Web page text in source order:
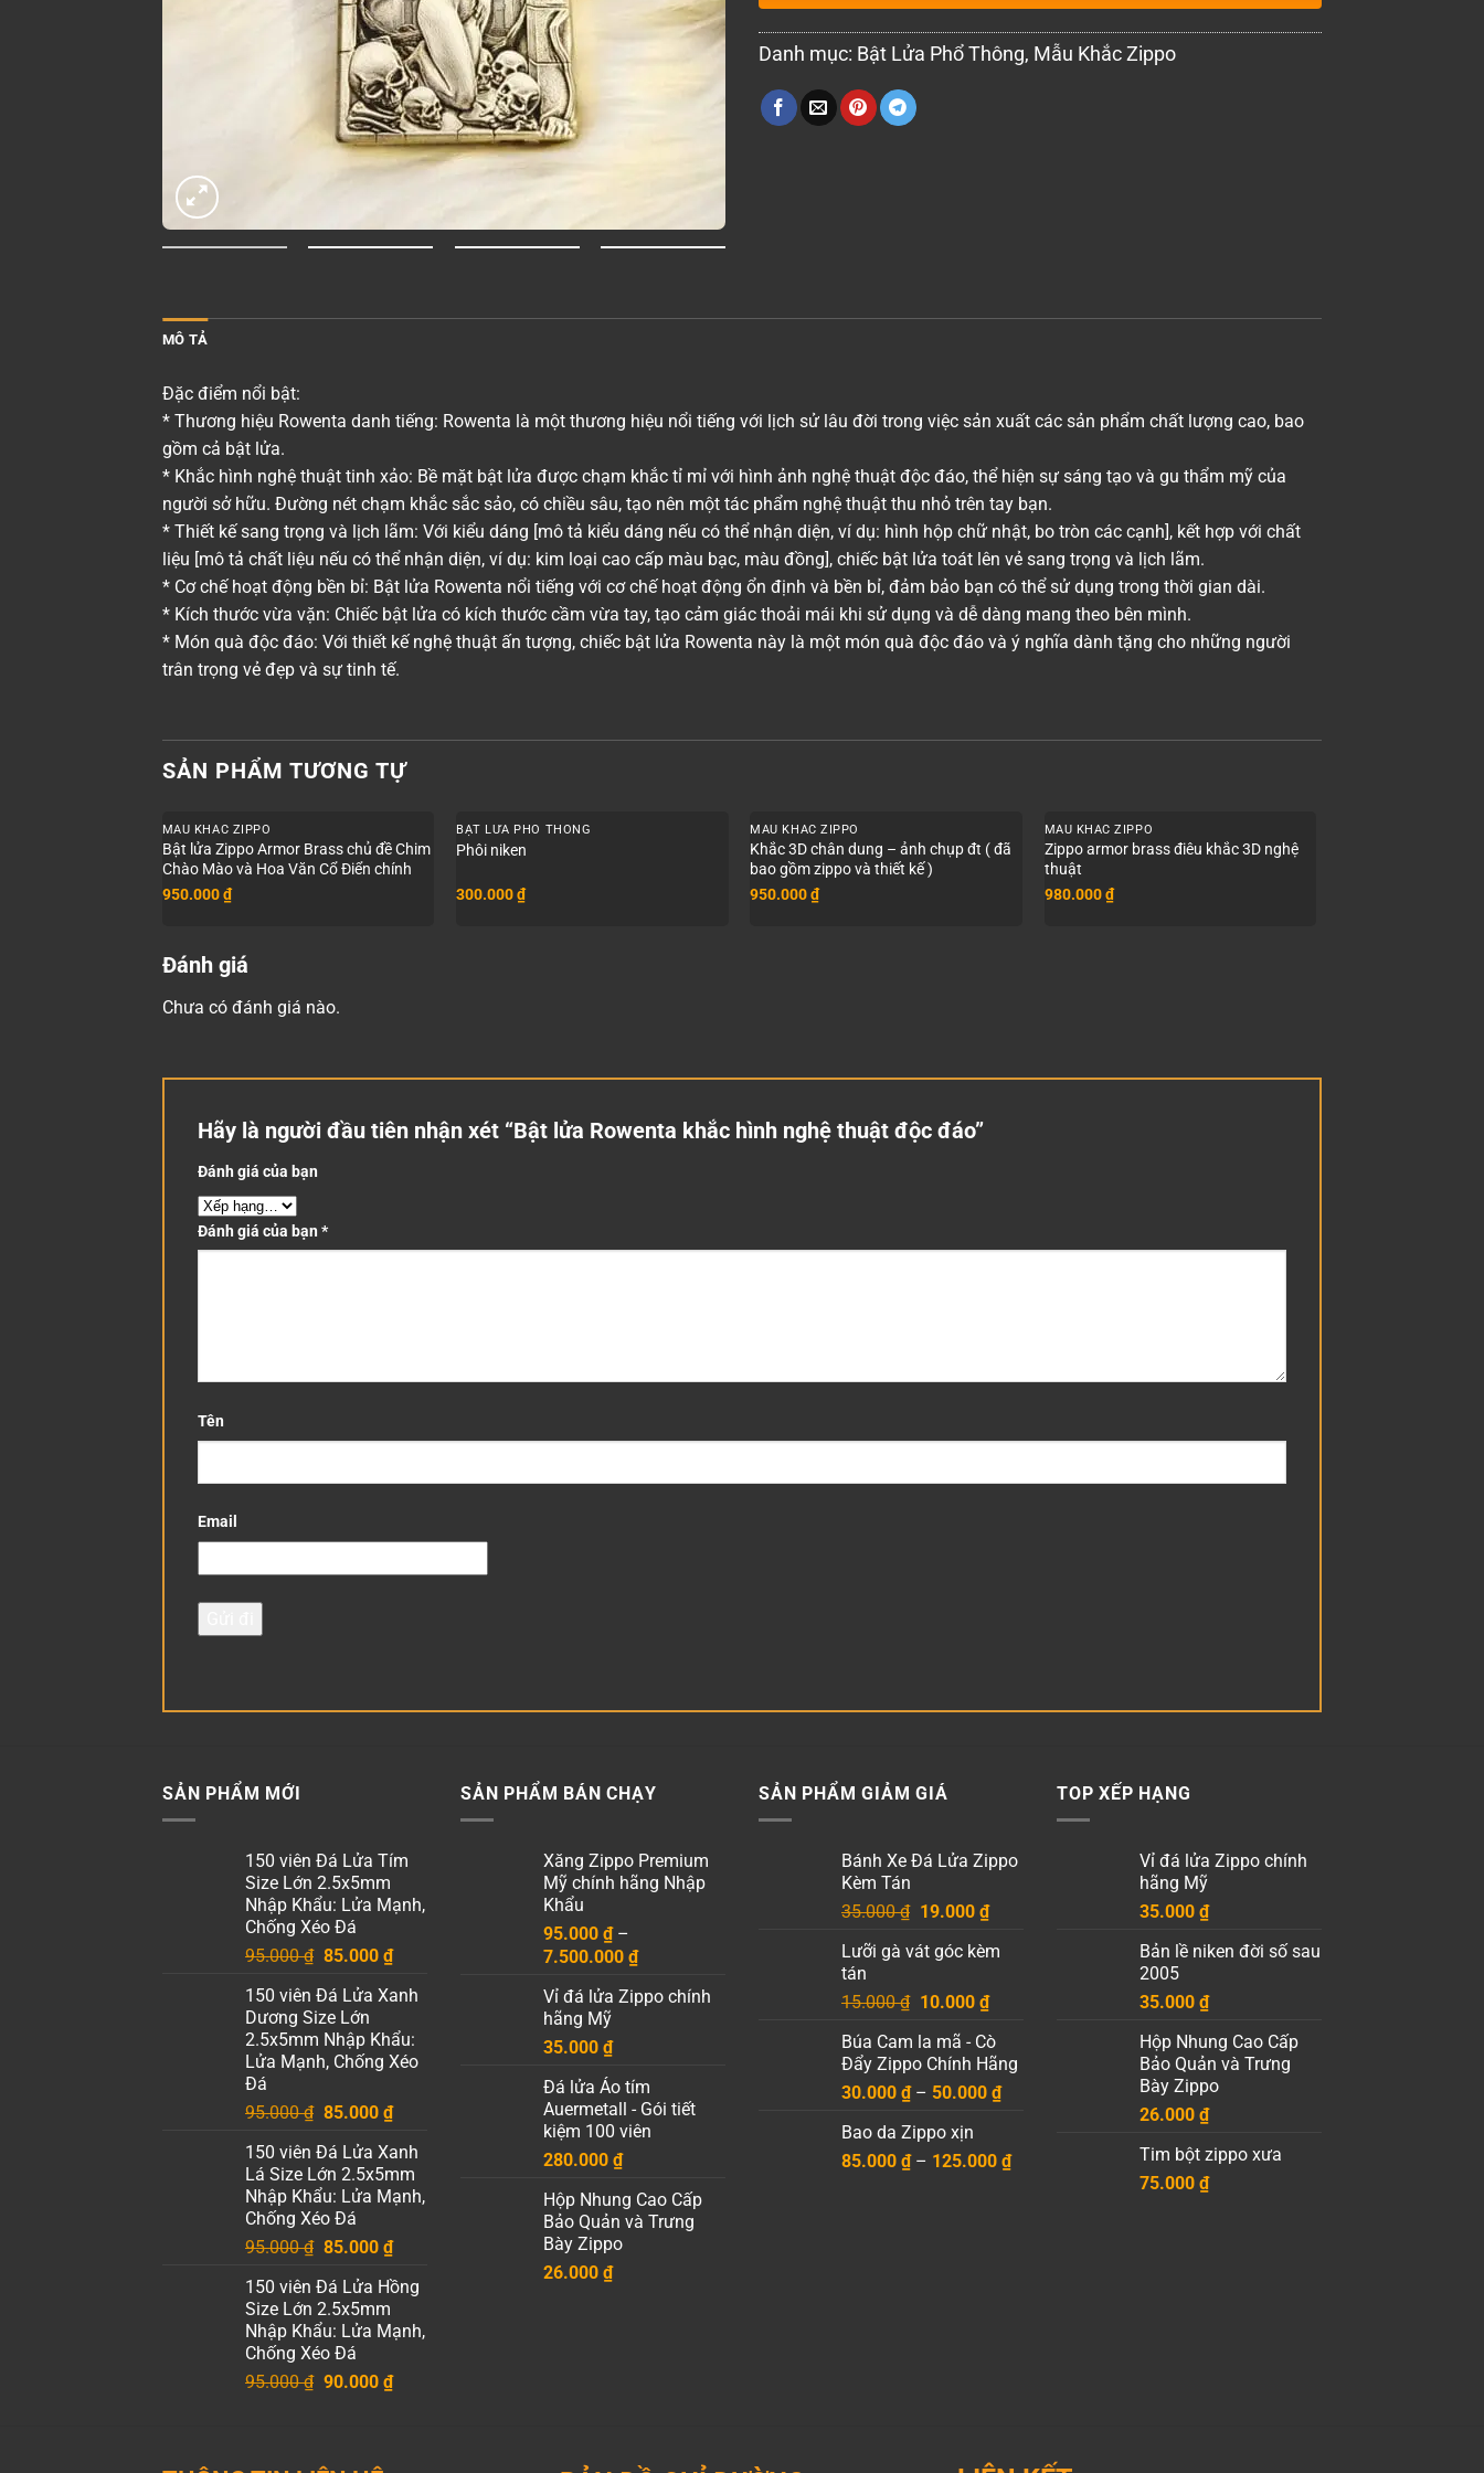
Danh mục: Bật Lửa Phổ Thông, Mẫu Khắc Zippo
MÔ TẢ
Đặc điểm nổi bật:
* Thương hiệu Rowenta danh tiếng: Rowenta là một thương hiệu nổi tiếng với lịch sử lâu đời trong việc sản xuất các sản phẩm chất lượng cao, bao
gồm cả bật lửa.
* Khắc hình nghệ thuật tinh xảo: Bề mặt bật lửa được chạm khắc tỉ mỉ với hình ảnh nghệ thuật độc đáo, thể hiện sự sáng tạo và gu thẩm mỹ của
người sở hữu. Đường nét chạm khắc sắc sảo, có chiều sâu, tạo nên một tác phẩm nghệ thuật thu nhỏ trên tay bạn.
* Thiết kế sang trọng và lịch lãm: Với kiểu dáng [mô tả kiểu dáng nếu có thể nhận diện, ví dụ: hình hộp chữ nhật, bo tròn các cạnh], kết hợp với chất
liệu [mô tả chất liệu nếu có thể nhận diện, ví dụ: kim loại cao cấp màu bạc, màu đồng], chiếc bật lửa toát lên vẻ sang trọng và lịch lãm.
* Cơ chế hoạt động bền bỉ: Bật lửa Rowenta nổi tiếng với cơ chế hoạt động ổn định và bền bỉ, đảm bảo bạn có thể sử dụng trong thời gian dài.
* Kích thước vừa vặn: Chiếc bật lửa có kích thước cầm vừa tay, tạo cảm giác thoải mái khi sử dụng và dễ dàng mang theo bên mình.
* Món quà độc đáo: Với thiết kế nghệ thuật ấn tượng, chiếc bật lửa Rowenta này là một món quà độc đáo và ý nghĩa dành tặng cho những người
trân trọng vẻ đẹp và sự tinh tế.
SẢN PHẨM TƯƠNG TỰ
+
MẪU KHẮC ZIPPO
Bật lửa Zippo Armor Brass chủ đề Chim
Chào Mào và Hoa Văn Cổ Điển chính
hãng
950.000₫
+
BẬT LỬA PHỔ THÔNG
Phôi niken
300.000₫
+
MẪU KHẮC ZIPPO
Khắc 3D chân dung – ảnh chụp đt ( đã
bao gồm zippo và thiết kế )
950.000₫
+
MẪU KHẮC ZIPPO
Zippo armor brass điêu khắc 3D nghệ
thuật
980.000₫
Đánh giá
Chưa có đánh giá nào.
Hãy là người đầu tiên nhận xét “Bật lửa Rowenta khắc hình nghệ thuật độc đáo”
Đánh giá của bạn
Đánh giá của bạn *
Tên
Email
SẢN PHẨM MỚI
150 viên Đá Lửa Tím
Size Lớn 2.5x5mm
Nhập Khẩu: Lửa Mạnh,
Chống Xéo Đá
95.000₫ Giá
là:
95.000 ₫.
85.000 ₫Giá
tại
85.000 ₫.
150 viên Đá Lửa Xanh
Dương Size Lớn
2.5x5mm Nhập Khẩu:
Lửa Mạnh, Chống Xéo
Đá
95.000₫ Giá
là:
95.000 ₫.
85.000 ₫Giá
tại
là:
85.000 ₫.
150 viên Đá Lửa Xanh
Lá Size Lớn 2.5x5mm
Nhập Khẩu: Lửa Mạnh,
Chống Xéo Đá
95.000₫ Giá
là:
95.000 ₫.
85.000 ₫Giá
tại
85.000 ₫.
150 viên Đá Lửa Hồng
Size Lớn 2.5x5mm
Nhập Khẩu: Lửa Mạnh,
Chống Xéo Đá
95.000₫ Giá
90.000 ₫Giá
SẢN PHẨM BÁN CHẠY
Xăng Zippo Premium
Mỹ chính hãng Nhập
Khẩu
95.000 ₫ –
7.500.000 ₫Khoảng
từ
Vỉ đá lửa Zippo chính
hãng Mỹ
35.000 ₫
Đá lửa Áo tím
Auermetall - Gói tiết
kiệm 100 viên
280.000 ₫
Hộp Nhung Cao Cấp
Bảo Quản và Trưng
Bày Zippo
26.000 ₫
SẢN PHẨM GIẢM GIÁ
Bánh Xe Đá Lửa Zippo
Kèm Tán
35.000₫ Giá
là:
19.000 ₫Giá
tại
19.000 ₫.
Lưỡi gà vát góc kèm
tán
15.000₫ Giá
là:
15.000 ₫.
10.000 ₫Giá
tại
là:
10.000 ₫.
Búa Cam la mã - Cò
Đẩy Zippo Chính Hãng
30.000 ₫ – 50.000 ₫Khoảng
30.000 ₫
Bao da Zippo xịn
85.000 ₫ – 125.000 ₫Khoảng
TOP XẾP HẠNG
Vỉ đá lửa Zippo chính
hãng Mỹ
35.000 ₫
Bản lề niken đời số sau
2005
35.000 ₫
Hộp Nhung Cao Cấp
Bảo Quản và Trưng
Bày Zippo
26.000 ₫
Tim bột zippo xưa
75.000 ₫